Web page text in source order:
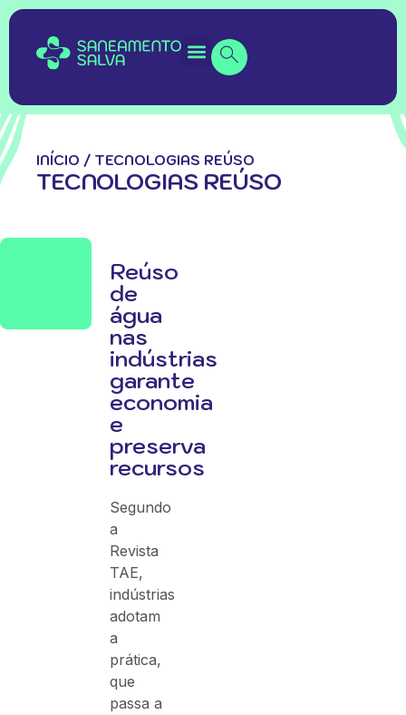
INÍCIO / TECNOLOGIAS REÚSO
TECNOLOGIAS REÚSO
Reúso
de
água
nas
indústrias
garante
economia
e
preserva
recursos
Segundo
a
Revista
TAE,
indústrias
adotam
a
prática,
que
passa a